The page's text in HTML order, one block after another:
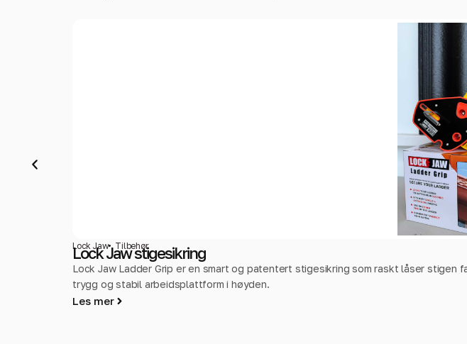
Lock Jaw Tilbehør
Lock Jaw stigesikring
Lock Jaw Ladder Grip er en smart og patentert stigesikring som raskt låser
trygg og stabil arbeidsplattform i høyden.
Les mer